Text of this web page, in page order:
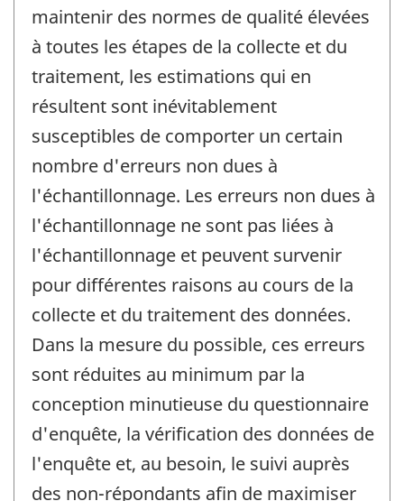
maintenir des normes de qualité élevées
à toutes les étapes de la collecte et du
traitement, les estimations qui en
résultent sont inévitablement
susceptibles de comporter un certain
nombre d'erreurs non dues à
l'échantillonnage. Les erreurs non dues à
l'échantillonnage ne sont pas liées à
l'échantillonnage et peuvent survenir
pour différentes raisons au cours de la
collecte et du traitement des données.
Dans la mesure du possible, ces erreurs
sont réduites au minimum par la
conception minutieuse du questionnaire
d'enquête, la vérification des données de
l'enquête et, au besoin, le suivi auprès
des non-répondants afin de maximiser